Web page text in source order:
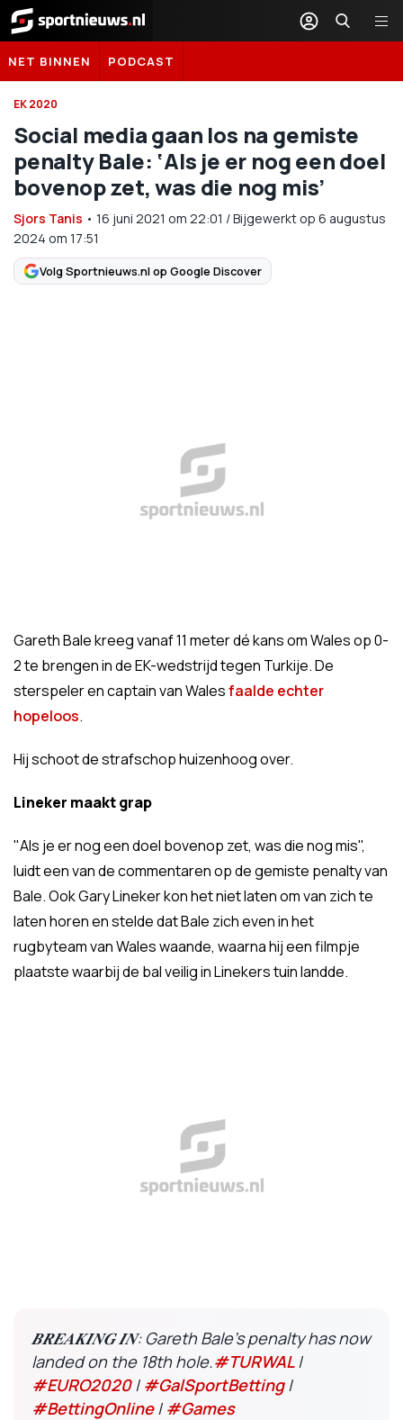
Sportnieuws.nl
NET BINNEN PODCAST
EK 2020
Social media gaan los na gemiste
penalty Bale: ‘Als je er nog een doel
bovenop zet, was die nog mis’
Sjors Tanis • 16 juni 2021 om 22:01 /Bijgewerkt op 6 augustus
2024 om 17:51
Volg Sportnieuws.nl op Google Discover
Gareth Bale kreeg vanaf 11 meter dé kans om Wales op 0-
2 te brengen in de EK-wedstrijd tegen Turkije. De
sterspeler en captain van Walesfaalde echter
hopeloos.
Hij schoot de strafschop huizenhoog over.
Lineker maakt grap
"Als je er nog een doel bovenop zet, was die nog mis",
luidt een van de commentaren op de gemiste penalty van
Bale. Ook Gary Lineker kon het niet laten om van zich te
laten horen en stelde dat Bale zich even in het
rugbyteam van Wales waande, waarna hij een filmpje
plaatste waarbij de bal veilig in Linekers tuin landde.
𝑩𝑹𝑬𝑨𝑲𝑰𝑵𝑮 𝑰𝑵: Gareth Bale’s penalty has now
landed on the 18th hole.#TURWAL|
#EURO2020| #GalSportBetting|
#BettingOnline| #Games